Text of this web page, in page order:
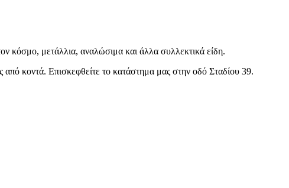
κόσμο, μετάλλια, αναλώσιμα και άλλα συλλεκτικά είδη.
από κοντά. Επισκεφθείτε το κατάστημα μας στην οδό Σταδίου 39.